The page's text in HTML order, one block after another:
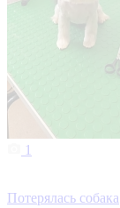
1
Потерялась собака